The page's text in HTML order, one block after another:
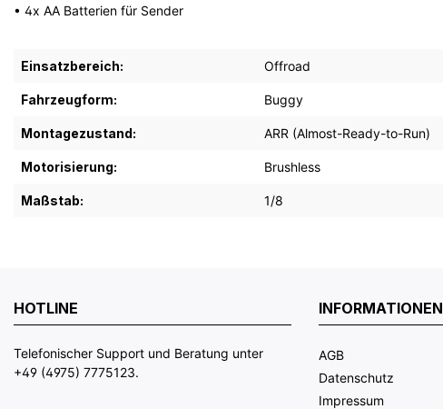
• 4x AA Batterien für Sender
Einsatzbereich: Offroad
Fahrzeugform: Buggy
Montagezustand: ARR (Almost-Ready-to-Run)
Motorisierung: Brushless
Maßstab: 1/8
HOTLINE
Telefonischer Support und Beratung unter
+49 (4975) 7775123.
INFORMATIONEN
AGB
Datenschutz
Impressum